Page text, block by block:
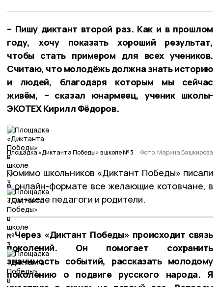
– Пишу диктант второй раз. Как и в прошлом
году, хочу показать хороший результат,
чтобы стать примером для всех учеников.
Считаю, что молодёжь должна знать историю
и людей, благодаря которым мы сейчас
живём, – сказал юнармеец, ученик школы-
ЭКОТЕХ Кирилл Фёдоров.
Площадка «Диктанта Победы» в школе № 3 Фото: Марина Башкирова
Помимо школьников «Диктант Победы» писали
в онлайн-формате все желающие котовчане, в
том числе педагоги и родители.
– Через «Диктант Победы» происходит связь
поколений. Он помогает сохранить
значимость событий, рассказать молодому
поколению о подвиге русского народа. Я